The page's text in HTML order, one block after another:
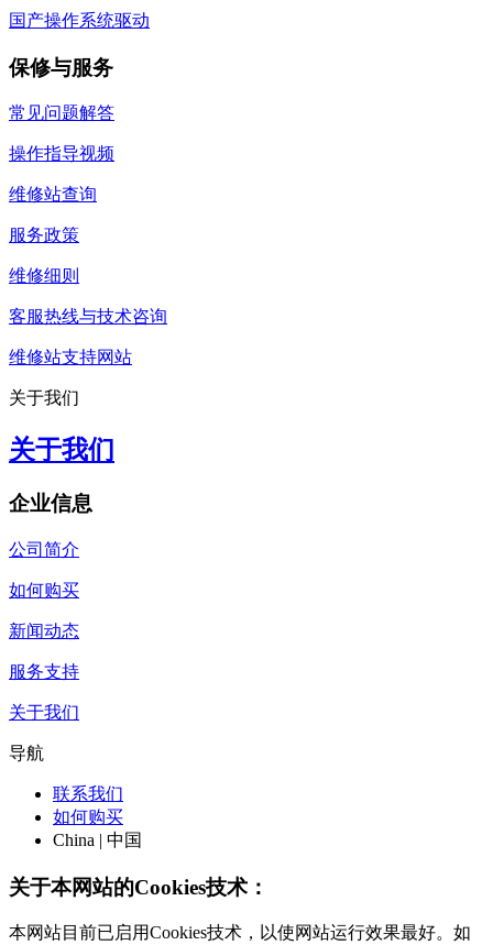
国产操作系统驱动
保修与服务
常见问题解答
操作指导视频
维修站查询
服务政策
维修细则
客服热线与技术咨询
维修站支持网站
关于我们
关于我们
企业信息
公司简介
如何购买
新闻动态
服务支持
关于我们
导航
联系我们
如何购买
China | 中国
关于本网站的Cookies技术：
本网站目前已启用Cookies技术，以使网站运行效果最好。如